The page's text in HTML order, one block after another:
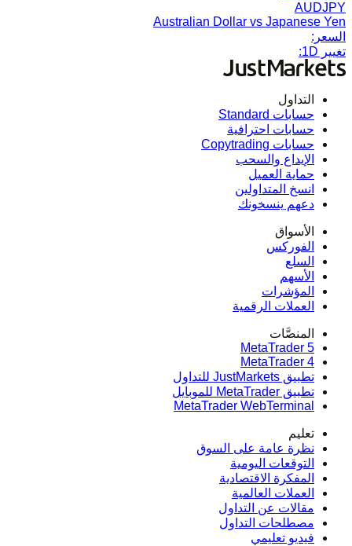
AUDJPY
Australian Dollar vs Japanese Yen
السعر:
تغيير 1D:
التداول
حسابات Standard
حسابات احترافية
حسابات Copytrading
الإيداع والسحب
حماية العميل
انسخ المتداولين
دعهم ينسخونك
الأسواق
الفوركس
السلع
الأسهم
المؤشرات
العملات الرقمية
المنصَّات
MetaTrader 5
MetaTrader 4
تطبيق JustMarkets للتداول
تطبيق MetaTrader للموبايل
MetaTrader WebTerminal
تعليم
نظرة عامة على السوق
التوقعات اليومية
المفكرة الاقتصادية
العملات العالمية
مقالات عن التداول
مصطلحات التداول
فيديو تعليمي